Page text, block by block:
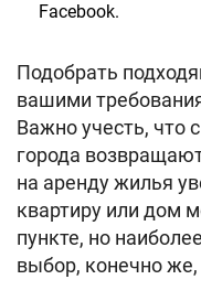
Facebook.
Подобрать
вашими
Важно учесть, что
города
на аренду жилья
квартиру или дом
пункте, но
выбор, конечно же,